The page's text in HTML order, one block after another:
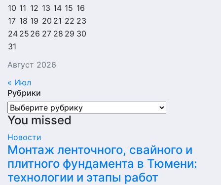
Август 2026
10 11 12 13 14 15 16
17 18 19 20 21 22 23
24 25 26 27 28 29 30
31
« Июл
Рубрики
Рубрики
You missed
Новости
Монтаж ленточного, свайного и
плитного фундамента в Тюмени:
технологии и этапы работ